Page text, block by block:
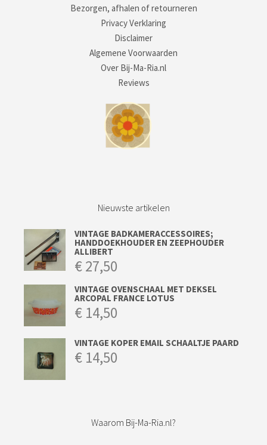
Bezorgen, afhalen of retourneren
Privacy Verklaring
Disclaimer
Algemene Voorwaarden
Over Bij-Ma-Ria.nl
Reviews
Nieuwste artikelen
VINTAGE BADKAMERACCESSOIRES;
HANDDOEKHOUDER EN ZEEPHOUDER
ALLIBERT
€27,50
VINTAGE OVENSCHAAL MET DEKSEL
ARCOPAL FRANCE LOTUS
€ 14,50
VINTAGE KOPER EMAIL SCHAALTJE PAARD
€ 14,50
Waarom Bij-Ma-Ria.nl?